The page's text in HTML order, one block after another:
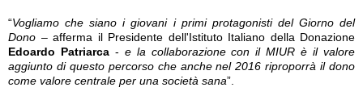
“Vogliamo che siano i giovani i primi protagonisti del Giorno del
Dono – afferma il Presidente dell'Istituto Italiano della Donazione
Edoardo Patriarca- e la collaborazione con il MIUR è il valore
aggiunto di questo percorso che anche nel 2016 riproporrà il dono
come valore centrale per una società sana”.